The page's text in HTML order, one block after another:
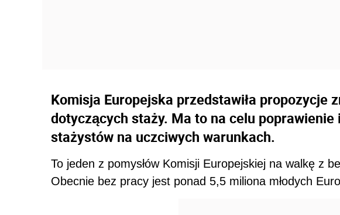
Komisja Europejska przedstawiła propozycje
dotyczących staży. Ma to na celu
stażystów na uczciwych warunkach.
To jeden z pomysłów Komisji Europejskiej na walkę z
Obecnie bez pracy jest ponad 5,5 miliona młodych